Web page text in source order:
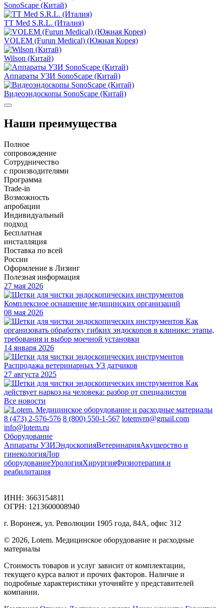
SonoScape (Китай)
TT Med S.R.L. (Италия)
VOLEM (Furun Medical) (Южная Корея)
Wilson (Китай)
Аппараты УЗИ SonoScape (Китай)
Видеоэндоскопы SonoScape (Китай)
Наши преимущества
Полное
сопровождение
Сотрудничество
с производителями
Программа
Trade-in
Возможность
апробации
Индивидуальный
подход
Бесплатная
инсталляция
Поставка по всей
России
Оформление в Лизинг
Полезная информация
27 мая 2026
Комплексное оснащение медицинских организаций
08 мая 2026
Как
организовать обработку гибких эндоскопов в клинике: этапы,
требования и выбор моечной установки
14 января 2026
Распродажа ветеринарных УЗ датчиков
27 августа 2025
Как
действует наркоз на человека: разбор от специалистов
Все новости
8 (473) 2-576-576 8 (800) 550-1-567 lotemvrn@gmail.com
info@lotem.ru
Оборудование
Аппараты УЗИЭндоскопияВетеринарияАкушерство и
гинекологияЛор
оборудованиеУрологияХирургияФизиотерапия и
реабилитация
ИНН: 3663154811
ОГРН: 1213600008940
г. Воронеж, ул. Революции 1905 года, 84А, офис 312
© 2026, Lotem. Медицинское оборудование и расходные
материалы
Стоимость товаров и услуг зависит от комплектации,
текущего курса валют и прочих факторов. Наличие и
подробные характеристики уточняйте у представителей
компании.